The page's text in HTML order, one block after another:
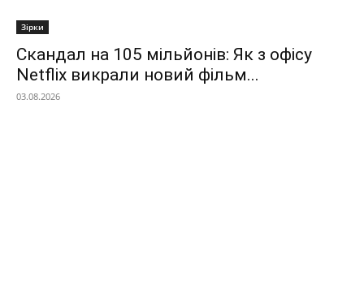
Зірки
Скандал на 105 мільйонів: Як з офісу
Netflix викрали новий фільм...
03.08.2026